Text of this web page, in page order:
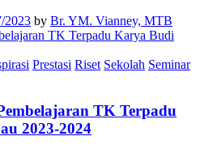
2023 by Br. YM. Vianney, MTB
Prestasi Riset Sekolah Seminar
TK Terpadu
2023-2024